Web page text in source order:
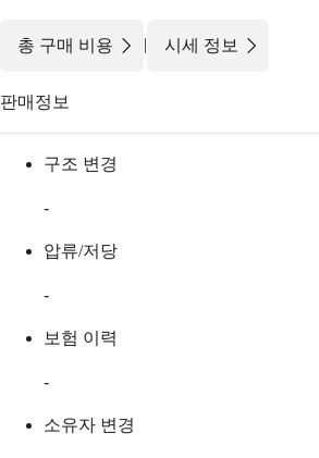
총 구매 비용 | 시세 정보
판매정보
구조 변경
-
압류/저당
-
보험 이력
-
소유자 변경